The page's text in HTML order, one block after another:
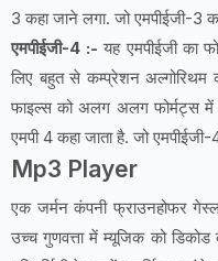
3 कहा जाने लगा. जो एमपीईजी-3
एमपीईजी-4 :-यह एमपीईजी का
लिए बहुत से कम्प्रेशन अल्गोरिथम
फाइल्स को अलग अलग फोर्मट्स में
एमपी 4 कहा जाता है. जो
Mp3 Player
एक जर्मन कंपनी फ्राउनहोफर
उच्च गुणवत्ता में म्यूजिक को